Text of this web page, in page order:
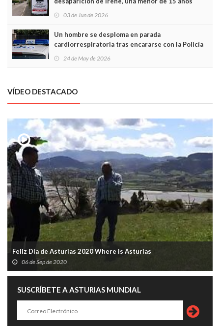
03 de Jun de 2026
Un hombre se desploma en parada
cardiorrespiratoria tras encararse con la Policía
Local en Luanco
24 de May de 2026
VÍDEO DESTACADO
Feliz Día de Asturias 2020 Where is Asturias
06 de Sep de 2020
SUSCRÍBETE A ASTURIAS MUNDIAL